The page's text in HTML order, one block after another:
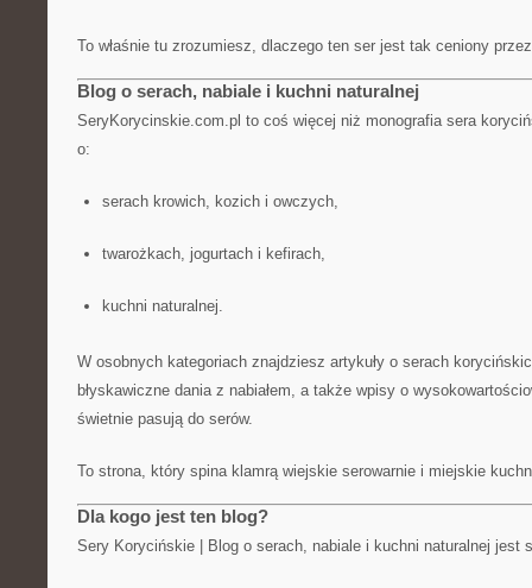
To właśnie tu zrozumiesz, dlaczego ten ser jest tak ceniony
Blog o serach, nabiale i kuchni naturalnej
SeryKorycinskie.com.pl to coś więcej niż monografia sera
o:
serach krowich, kozich i owczych,
twarożkach, jogurtach i kefirach,
kuchni naturalnej.
W osobnych kategoriach znajdziesz artykuły o serach
błyskawiczne dania z nabiałem, a także wpisy o
świetnie pasują do serów.
To strona, który spina klamrą wiejskie serowarnie i miejskie
Dla kogo jest ten blog?
Sery Korycińskie | Blog o serach, nabiale i kuchni naturalnej jest